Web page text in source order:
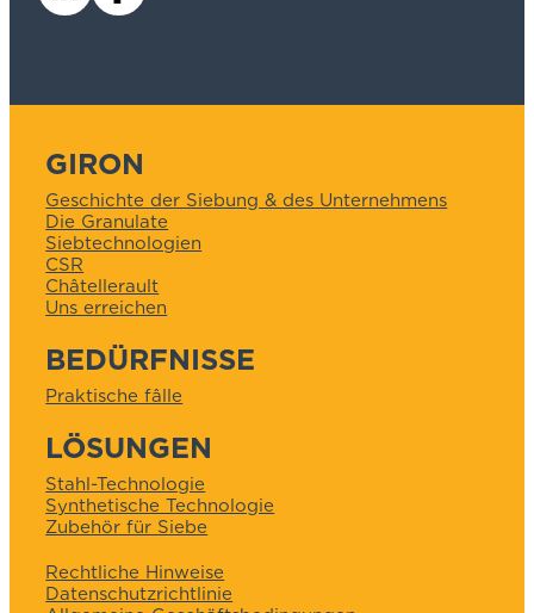
GIRON
Geschichte der Siebung & des Unternehmens
Die Granulate
Siebtechnologien
CSR
Châtellerault
Uns erreichen
BEDÜRFNISSE
Praktische fâlle
LÖSUNGEN
Stahl-Technologie
Synthetische Technologie
Zubehör für Siebe
Rechtliche Hinweise
Datenschutzrichtlinie